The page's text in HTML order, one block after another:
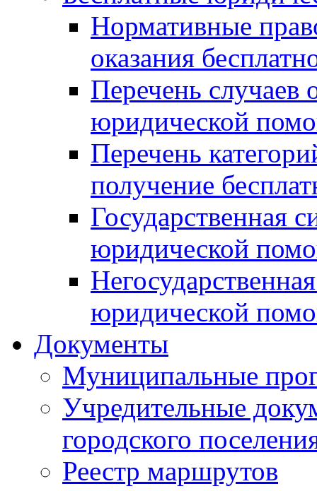
Нормативные
оказания
Перечень случаев
юридической
Перечень
получение
Государственная
юридической
юридической
Документы
Муниципальные
Учредительные
городского
Реестр маршрутов